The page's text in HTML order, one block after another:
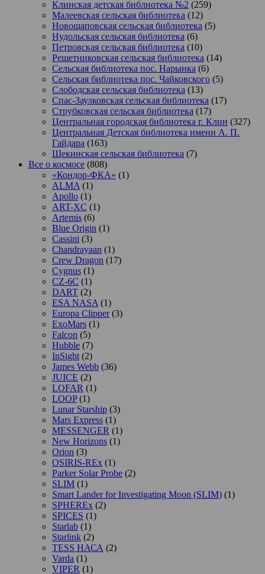
Клинская детская библиотека №2 (259)
Малеевская сельская библиотека (12)
Новощаповская сельская библиотека (5)
Нудольская сельская библиотека (6)
Петровская сельская библиотека (10)
Решетниковская сельская библиотека (14)
Сельская библиотека пос. Нарынка (6)
Сельская библиотека пос. Чайковского (5)
Слободская сельская библиотека (13)
Спас-Заулковская сельская библиотека (17)
Струбковская сельская библиотека (17)
Центральная городская библиотека г. Клин (327)
Центральная Детская библиотека имени А. П.
Гайдара (163)
Щекинская сельская библиотека (7)
Все о космосе (808)
«Кондор-ФКА» (1)
ALMA (1)
Apollo (1)
ART-XC (1)
Artemis (6)
Blue Origin (1)
Cassini (3)
Chandrayaan (1)
Crew Dragon (17)
Cygnus (1)
CZ-6C (1)
DART (2)
ESA NASA (1)
Europa Clipper(3)
ExoMars (1)
Falcon (5)
Hubble (7)
InSight (2)
James Webb (36)
JUICE (2)
LOFAR (1)
LOOP(1)
Lunar Starship (3)
Mars Express (1)
MESSENGER (1)
New Horizons (1)
Orion (3)
OSIRIS-REx (1)
Parker Solar Probe (2)
SLIM (1)
Smart Lander for Investigating Moon (SLIM) (1)
SPHEREx (2)
SPICES (1)
Starlab (1)
Starlink (2)
TESS НАСА (2)
Varda (1)
VIPER (1)